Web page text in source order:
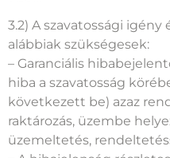
3.2) A szavatossági igény
alábbiak szükségesek:
– Garanciális
hiba a szavatosság
következett be) azaz
raktározás, üzembe
üzemeltetés,